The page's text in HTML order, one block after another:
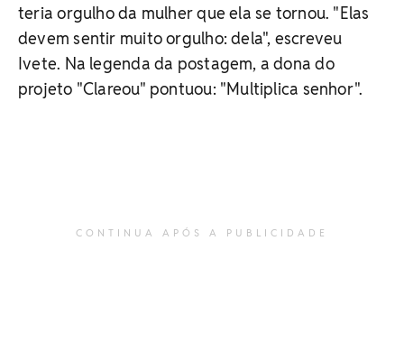
teria orgulho da mulher que ela se tornou. "Elas
devem sentir muito orgulho: dela", escreveu
Ivete. Na legenda da postagem, a dona do
projeto "Clareou" pontuou: "Multiplica senhor".
CONTINUA APÓS A PUBLICIDADE